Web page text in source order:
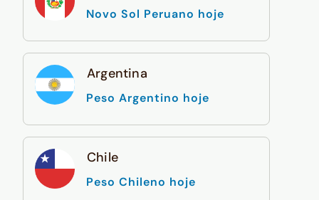
Novo Sol Peruano hoje
Argentina
Peso Argentino hoje
Chile
Peso Chileno hoje